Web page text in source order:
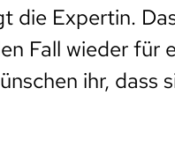
die Expertin.
Fall wieder für
ihr, dass